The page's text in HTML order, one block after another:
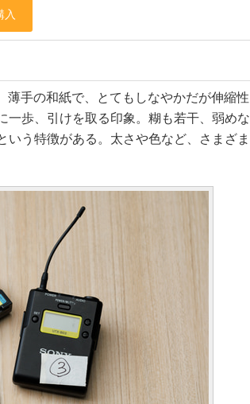
薄手の和紙で、とてもしなやかだが伸縮性
一歩、引けを取る印象。糊も若干、弱めな
う特徴がある。太さや色など、さまざま